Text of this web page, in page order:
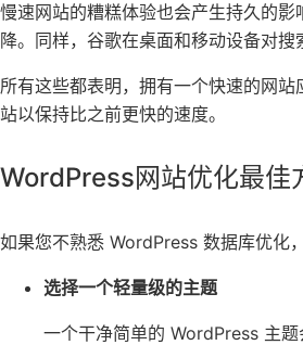
慢速网站的糟糕体验也会产生持久的
降。同样，谷歌在桌面和移动设备对搜
所有这些都表明，拥有一个快速的网
站以保持比之前更快的速度。
WordPress网站优化最佳
如果您不熟悉 WordPress 数据库优化
选择一个轻量级的主题
一个干净简单的 WordPress 主